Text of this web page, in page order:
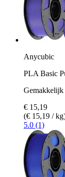
Anycubic
PLA Basic
€ 15,19
(€ 15,19 /
5.0 (1)